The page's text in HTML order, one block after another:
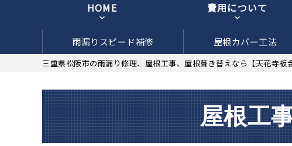
HOME 費用について
雨漏りスピード補修 屋根カバー工法
三重県松阪市の雨漏り修理、屋根工事、屋根葺き替えなら【天花寺板金
屋根工